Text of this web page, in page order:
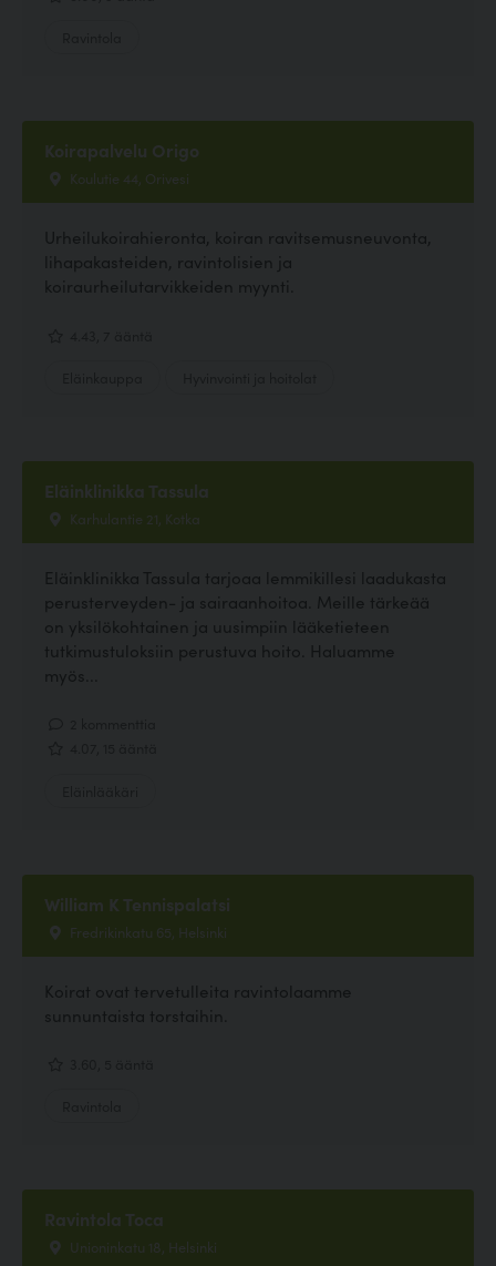
Koirapalvelu Origo
Koulutie 44, Orivesi
Urheilukoirahieronta, koiran ravitsemusneuvonta,
lihapakasteiden, ravintolisien ja
koiraurheilutarvikkeiden myynti.
Eläinklinikka Tassula
Karhulantie 21, Kotka
Eläinklinikka Tassula tarjoaa lemmikillesi laadukasta
perusterveyden- ja sairaanhoitoa. Meille tärkeää
on yksilökohtainen ja uusimpiin lääketieteen
tutkimustuloksiin perustuva hoito. Haluamme
myös...
William K Tennispalatsi
Fredrikinkatu 65, Helsinki
Koirat ovat tervetulleita ravintolaamme
sunnuntaista torstaihin.
Ravintola Toca
Unioninkatu 18, Helsinki